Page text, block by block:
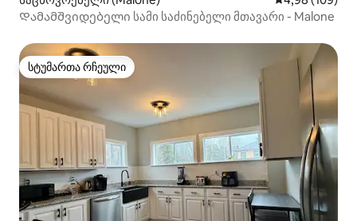
Დამამშვიდებელი სამი საძინებელი მთავარი - Malone
სტუმართა რჩეული
სტუმართა რჩეული